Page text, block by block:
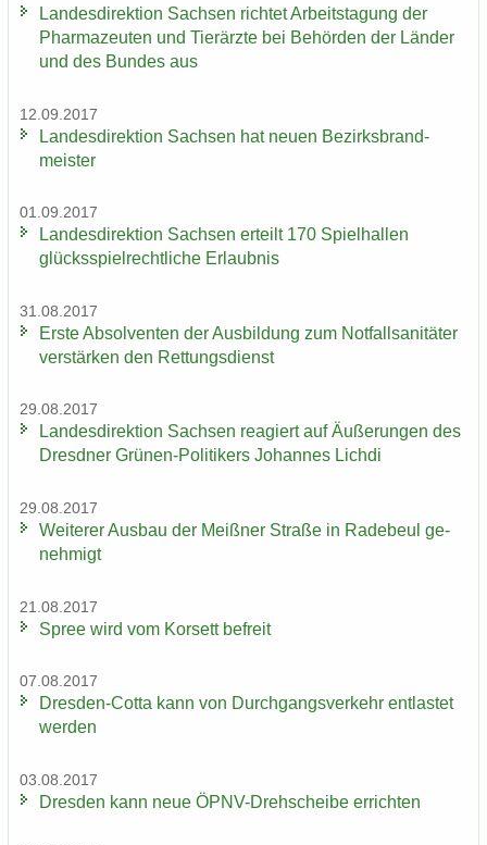
Lan­des­di­rek­ti­on Sach­sen rich­tet Ar­beits­ta­gung der
Phar­ma­zeu­ten und Tier­ärz­te bei Be­hör­den der Län­der
und des Bun­des aus
12.09.2017
Lan­des­di­rek­ti­on Sach­sen hat neuen Be­zirks­brand­
meis­ter
01.09.2017
Lan­des­di­rek­ti­on Sach­sen er­teilt 170 Spiel­hal­len
glücks­spiel­recht­li­che Er­laub­nis
31.08.2017
Erste Ab­sol­ven­ten der Aus­bil­dung zum Not­fall­sa­ni­tä­ter
ver­stär­ken den Ret­tungs­dienst
29.08.2017
Lan­des­di­rek­ti­on Sach­sen re­agiert auf Äu­ße­run­gen des
Dresd­ner Grünen-​Politikers Jo­han­nes Lich­di
29.08.2017
Wei­te­rer Aus­bau der Meiß­ner Stra­ße in Ra­de­beul ge­
neh­migt
21.08.2017
Spree wird vom Kor­sett be­freit
07.08.2017
Dresden-​Cotta kann von Durch­gangs­ver­kehr ent­las­tet
wer­den
03.08.2017
Dres­den kann neue ÖPNV-​Drehscheibe er­rich­ten